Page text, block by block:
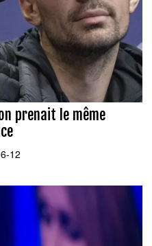
prenait le même
12